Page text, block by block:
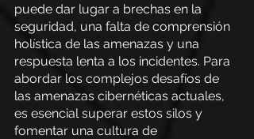
puede dar lugar a brechas en la
seguridad, una falta de comprensión
holística de las amenazas y una
respuesta lenta a los incidentes. Para
abordar los complejos desafíos de
las amenazas cibernéticas actuales,
es esencial superar estos silos y
fomentar una cultura de